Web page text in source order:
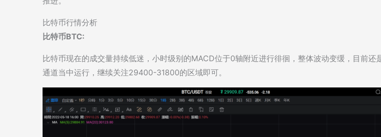
比特币行情分析
比特币BTC:
比特币现在的成交量持续低迷，小时级别的MACD位于0轴附近进行徘徊，整体波动变缓，目前还
通道当中运行，继续关注29400-31800的区域即可。